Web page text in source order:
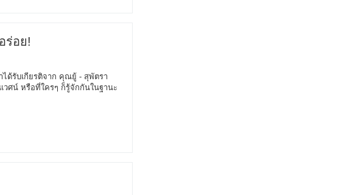
ร่อย!
ได้รับเกียรติจาก คุณยู้ - สุพัตรา
ศน์ หรือที่ใครๆ ก็รู้จักกันในฐานะ